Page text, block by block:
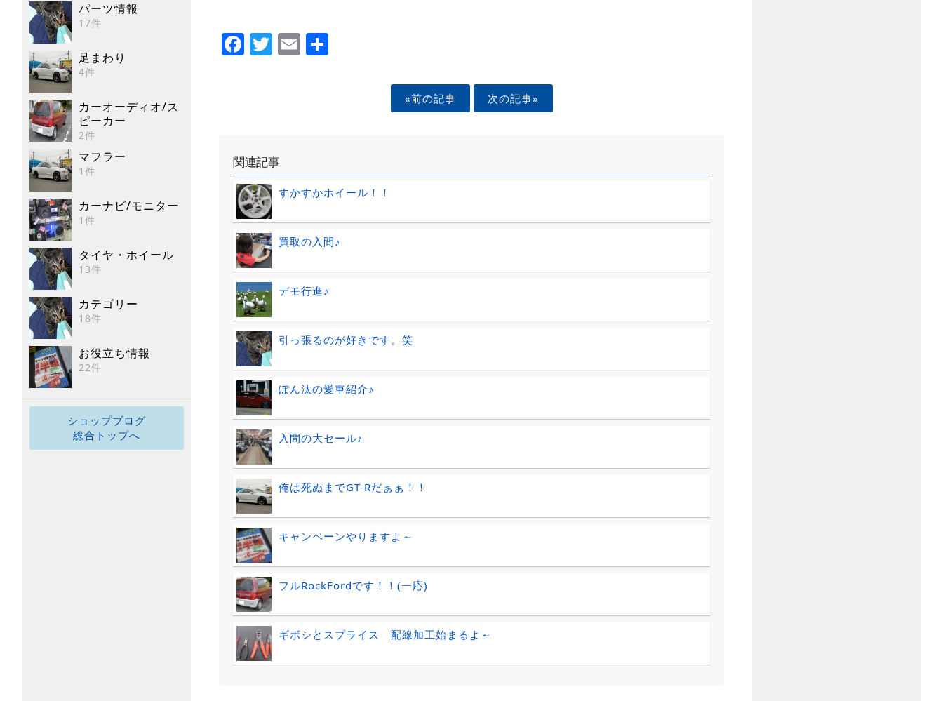
パーツ情報
17件
足まわり
4件
カーオーディオ/ス
ピーカー
2件
マフラー
1件
カーナビ/モニター
1件
タイヤ・ホイール
13件
カテゴリー
18件
お役立ち情報
22件
ショップブログ
総合トップへ
Facebook
Twitter
Email
«前の記事 次の記事»
関連記事
すかすかホイール！！
買取の入間♪
デモ行進♪
引っ張るのが好きです。笑
ぽん汰の愛車紹介♪
入間の大セール♪
俺は死ぬまでGT-Rだぁぁ！！
キャンペーンやりますよ～
フルRockFordです！！(一応)
ギボシとスプライス 配線加工始まるよ～